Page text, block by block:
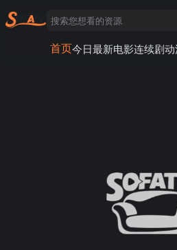
首页今日最新电影连续剧